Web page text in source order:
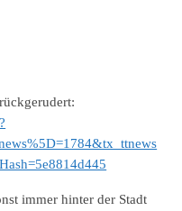
immer hinter der Stadt